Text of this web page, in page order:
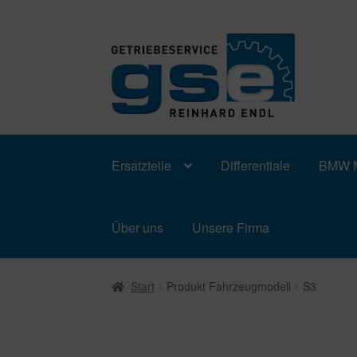
Zur
Navigation
springen
Zum
Inhalt
springen
Ersatzteile Differentiale BMW
Über uns Unsere Firma
Start Produkt Fahrzeugmodell S3